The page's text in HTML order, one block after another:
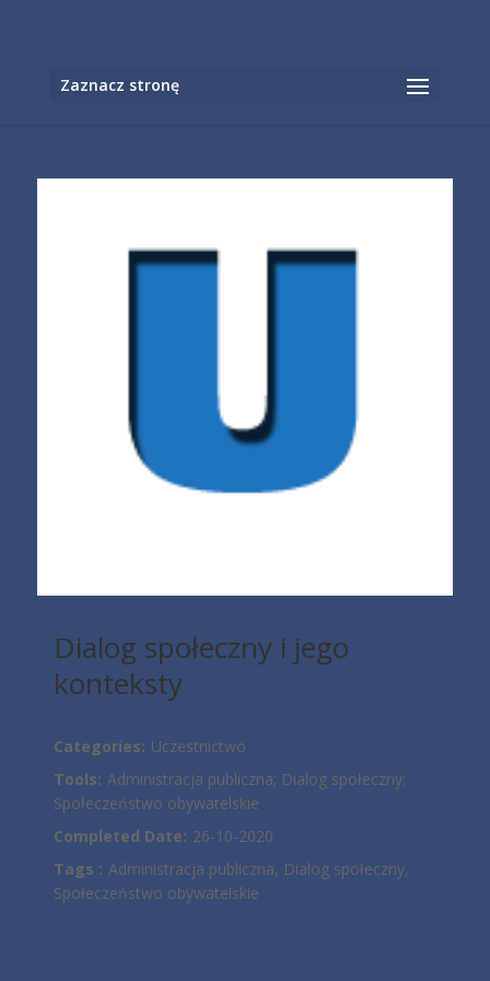
Otwórz
Zaznacz stronę
Dialog społeczny i jego
konteksty
Categories: Uczestnictwo
Tools: Administracja publiczna; Dialog społeczny;
Społeczeństwo obywatelskie
Completed Date: 26-10-2020
Tags : Administracja publiczna, Dialog społeczny,
Społeczeństwo obywatelskie